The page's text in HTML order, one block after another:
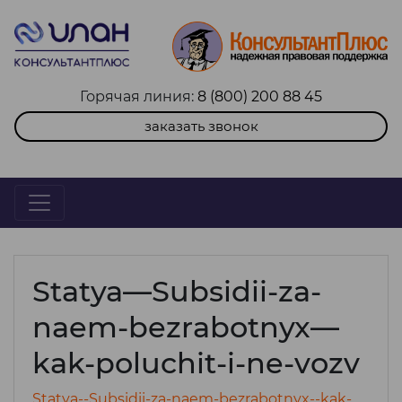
Горячая линия: 8 (800) 200 88 45
заказать звонок
Statya—Subsidii-za-
naem-bezrabotnyx—
kak-poluchit-i-ne-vozv
Statya--Subsidii-za-naem-bezrabotnyx--kak-